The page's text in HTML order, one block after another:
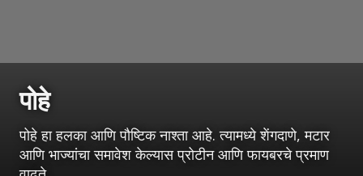
पोहे
पोहे हा हलका आणि पौष्टिक नाश्ता आहे. त्यामध्ये शेंगदाणे, मटार
आणि भाज्यांचा समावेश केल्यास प्रोटीन आणि फायबरचे प्रमाण